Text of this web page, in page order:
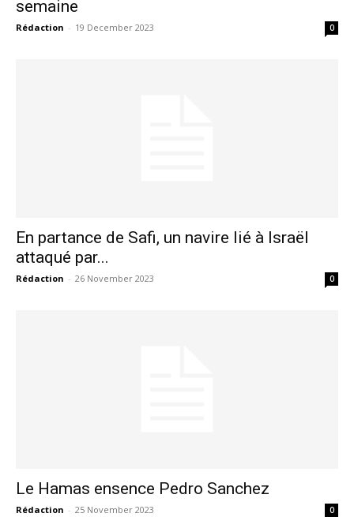
Mon compte
semaine
Rédaction - 19 December 2023 0
En partance de Safi, un navire lié à Israël
attaqué par...
Rédaction - 26 November 2023 0
Le Hamas ensence Pedro Sanchez
Rédaction - 25 November 2023 0